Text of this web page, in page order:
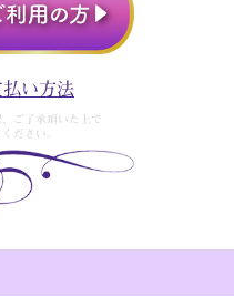
い方法
、ご了承頂いた上で
ださい。